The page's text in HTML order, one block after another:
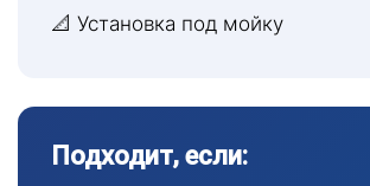
📐 Установка под мойку
Подходит, если: